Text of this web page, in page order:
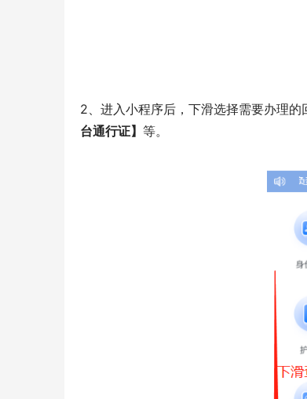
2、进入小程序后，下滑选择需要办理
台通行证】 等。